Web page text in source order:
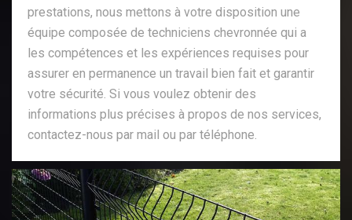
prestations, nous mettons à votre disposition une
équipe composée de techniciens chevronnée qui a
les compétences et les expériences requises pour
assurer en permanence un travail bien fait et garantir
votre sécurité. Si vous voulez obtenir des
informations plus précises à propos de nos services,
contactez-nous par mail ou par téléphone.